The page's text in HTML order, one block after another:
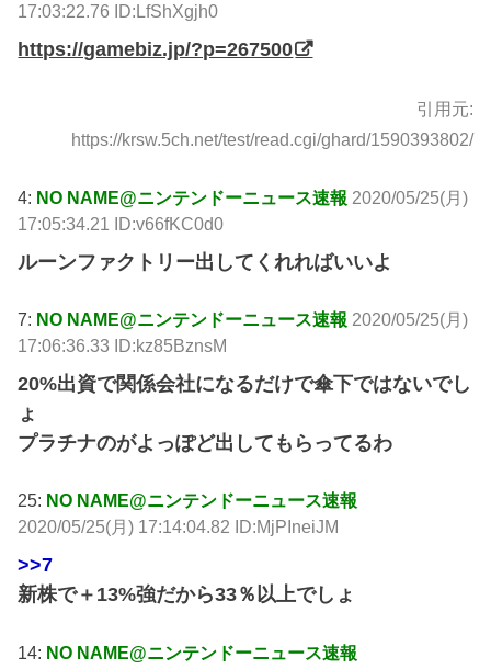
17:03:22.76 ID:LfShXgjh0
https://gamebiz.jp/?p=267500
引用元:
https://krsw.5ch.net/test/read.cgi/ghard/1590393802/
4: NO NAME@ニンテンドーニュース速報 2020/05/25(月)
17:05:34.21 ID:v66fKC0d0
ルーンファクトリー出してくれればいいよ
7: NO NAME@ニンテンドーニュース速報 2020/05/25(月)
17:06:36.33 ID:kz85BznsM
20%出資で関係会社になるだけで傘下ではないでし
ょ
プラチナのがよっぽど出してもらってるわ
25: NO NAME@ニンテンドーニュース速報
2020/05/25(月) 17:14:04.82 ID:MjPIneiJM
>>7
新株で＋13%強だから33％以上でしょ
14: NO NAME@ニンテンドーニュース速報